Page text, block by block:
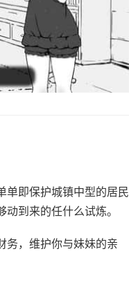
单即保护城镇中型的居民
到来的任什么试炼。
务，维护你与妹妹的亲